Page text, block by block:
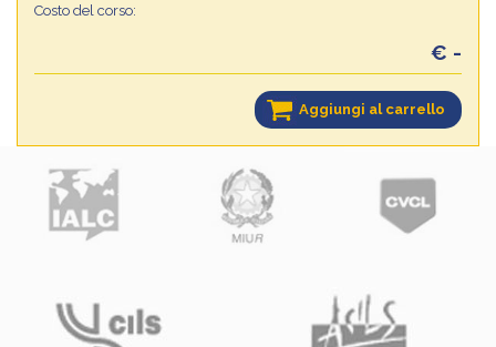
Costo del corso:
€ -
Aggiungi al carrello